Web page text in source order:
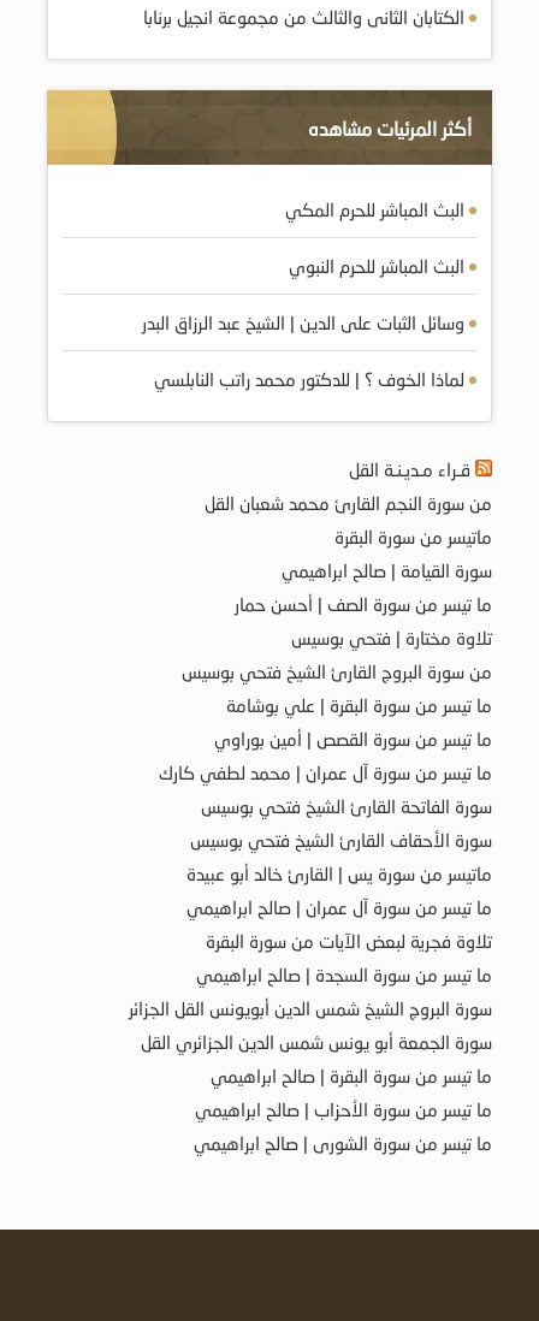
الكتابان الثانى والثالث من مجموعة انجيل برنابا
أكثر المرئيات مشاهده
البث المباشر للحرم المكي
البث المباشر للحرم النبوي
وسائل الثبات على الدين | الشيخ عبد الرزاق البدر
لماذا الخوف ؟ | للدكتور محمد راتب النابلسي
قـراء مـديـنـة القل
من سورة النجم القارئ محمد شعبان القل
ماتيسر من سورة البقرة
سورة القيامة | صالح ابراهيمي
ما تيسر من سورة الصف | أحسن حمار
تلاوة مختارة | فتحي بوسيس
من سورة البروج القارئ الشيخ فتحي بوسيس
ما تيسر من سورة البقرة | علي بوشامة
ما تيسر من سورة القصص | أمين بوراوي
ما تيسر من سورة آل عمران | محمد لطفي كارك
سورة الفاتحة القارئ الشيخ فتحي بوسيس
سورة الأحقاف القارئ الشيخ فتحي بوسيس
ماتيسر من سورة يس | القارئ خالد أبو عبيدة
ما تيسر من سورة آل عمران | صالح ابراهيمي
تلاوة فجرية لبعض الآيات من سورة البقرة
ما تيسر من سورة السجدة | صالح ابراهيمي
سورة البروج الشيخ شمس الدين أبويونس القل الجزائر
سورة الجمعة أبو يونس شمس الدين الجزائري القل
ما تيسر من سورة البقرة | صالح ابراهيمي
ما تيسر من سورة الأحزاب | صالح ابراهيمي
ما تيسر من سورة الشورى | صالح ابراهيمي